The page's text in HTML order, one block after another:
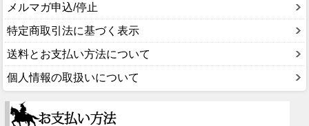
メルマガ申込/停止
特定商取引法に基づく表示
送料とお支払い方法について
個人情報の取扱いについて